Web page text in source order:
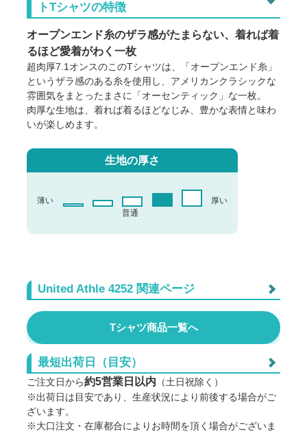
トTシャツの特徴
オープンエンド糸のザラ感がたまらない、着れば着
るほど愛着がわく一枚
超肉厚7.1オンスのこのTシャツは、「オープンエンド糸」
というザラ感のある糸を使用し、アメリカンクラシックな
雰囲気をまとったまさに「オーセンティック」な一枚。
肉厚な生地は、着れば着るほどなじみ、豊かな表情と味わ
いが楽しめます。
生地の厚さ
薄い
厚い
普通
United Athle 4252 関連ページ
4252カラー ホワイトインクジェット
4252 DTF転写プリント
Tシャツ商品一覧へ
最短出荷日（目安）
ご注文日から約5営業日以内 （土日祝除く）
※出荷日は目安であり、生産状況により前後する場合がご
ざいます。
※大口注文・在庫都合によりお時間を頂く場合がございま